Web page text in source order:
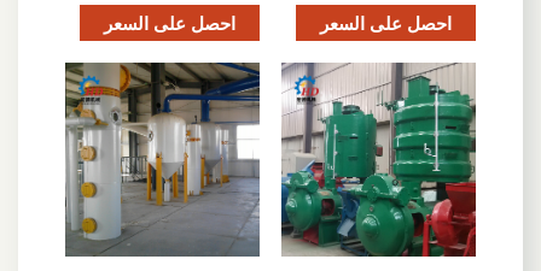
احصل على السعر احصل على السعر